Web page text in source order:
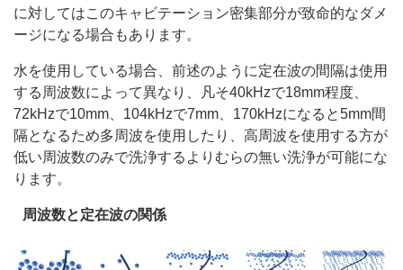
に対してはこのキャビテーション密集部分が致命的なダメ
ージになる場合もあります。
水を使用している場合、前述のように定在波の間隔は使用
する周波数によって異なり、凡そ40kHzで18mm程度、
72kHzで10mm、104kHzで7mm、170kHzになると5mm間
隔となるため多周波を使用したり、高周波を使用する方が
低い周波数のみで洗浄するよりむらの無い洗浄が可能にな
ります。
周波数と定在波の関係